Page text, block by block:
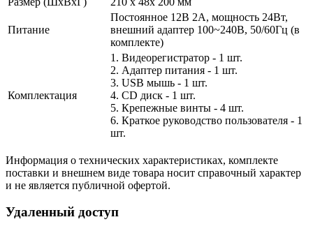
Питание
Постоянное 12В 2А, мощность 24Вт,
внешний адаптер 100~240В, 50/60Гц (в
комплекте)
Комплектация
1. Видеорегистратор - 1 шт.
2. Адаптер питания - 1 шт.
3. USB мышь - 1 шт.
4. CD диск - 1 шт.
5. Крепежные винты - 4 шт.
6. Краткое руководство пользователя - 1
шт.
Информация о технических характеристиках, комплекте
поставки и внешнем виде товара носит справочный характер
и не является публичной офертой.
Удаленный доступ